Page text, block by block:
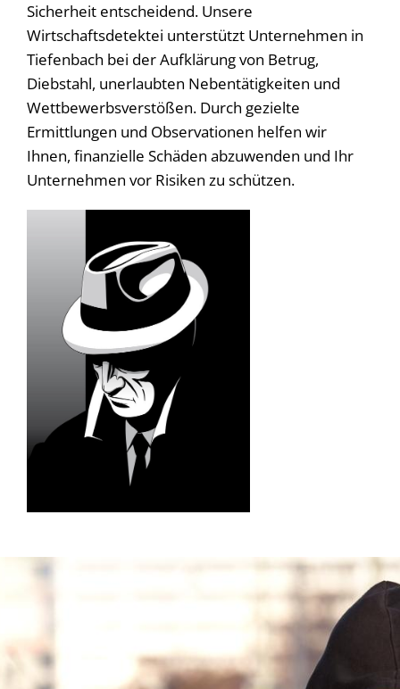
Sicherheit entscheidend. Unsere
Wirtschaftsdetektei unterstützt Unternehmen in
Tiefenbach bei der Aufklärung von Betrug,
Diebstahl, unerlaubten Nebentätigkeiten und
Wettbewerbsverstößen. Durch gezielte
Ermittlungen und Observationen helfen wir
Ihnen, finanzielle Schäden abzuwenden und Ihr
Unternehmen vor Risiken zu schützen.